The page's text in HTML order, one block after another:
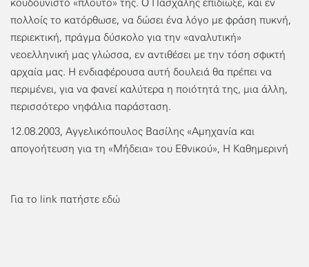
κουδουνιστό «πλούτο» της. Ο Πασχάλης επιδίωξε, και εν
πολλοίς το κατόρθωσε, να δώσει ένα λόγο με φράση πυκνή,
περιεκτική, πράγμα δύσκολο για την «αναλυτική»
νεοελληνική μας γλώσσα, εν αντιθέσει με την τόση σφικτή
αρχαία μας. Η ενδιαφέρουσα αυτή δουλειά θα πρέπει να
περιμένει, για να φανεί καλύτερα η ποιότητά της, μια άλλη,
περισσότερο νηφάλια παράσταση.
12.08.2003, Αγγελικόπουλος Βασίλης «Αμηχανία και
απογοήτευση για τη «Μήδεια» του Εθνικού», Η Καθημερινή
Για το link πατήστε εδώ